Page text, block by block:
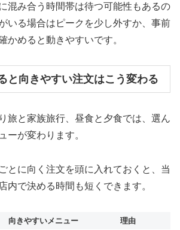
混み合う時間帯は待つ可能性もあるの
いる場合はピークを少し外すか、事前
かめると動きやすいです。
と向きやすい注文はこう変わる
旅と家族旅行、昼食と夕食では、選ん
ーが変わります。
とに向く注文を頭に入れておくと、当
内で決める時間も短くできます。
向きやすいメニュー
理由